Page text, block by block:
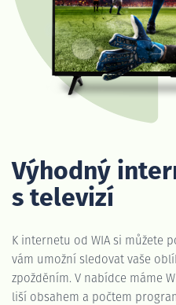
Výhodný
s televizí
K internetu od WIA si můžete
vám umožní sledovat vaše
zpožděním. V nabídce máme
liší obsahem a počtem